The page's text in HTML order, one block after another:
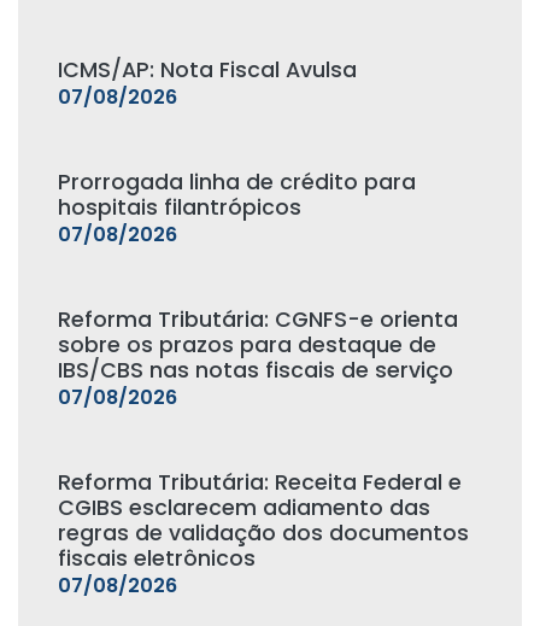
ICMS/AP: Nota Fiscal Avulsa
07/08/2026
Prorrogada linha de crédito para
hospitais filantrópicos
07/08/2026
Reforma Tributária: CGNFS-e orienta
sobre os prazos para destaque de
IBS/CBS nas notas fiscais de serviço
07/08/2026
Reforma Tributária: Receita Federal e
CGIBS esclarecem adiamento das
regras de validação dos documentos
fiscais eletrônicos
07/08/2026